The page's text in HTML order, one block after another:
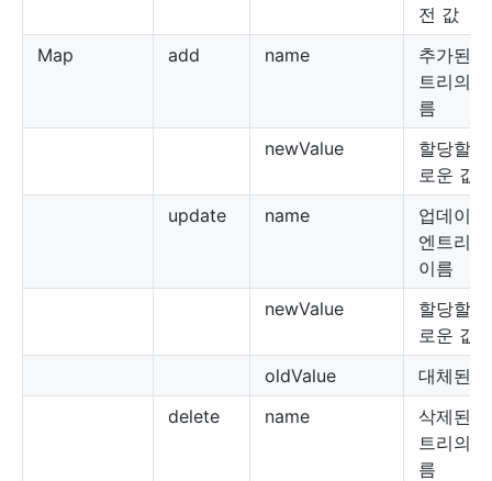
전 값
Map
add name
추가된
트리의
름
newValue
할당할
로운 값
update
name
업데이
엔트리의
이름
newValue
할당할
로운 값
oldValue
대체된
delete
name
삭제된
트리의
름